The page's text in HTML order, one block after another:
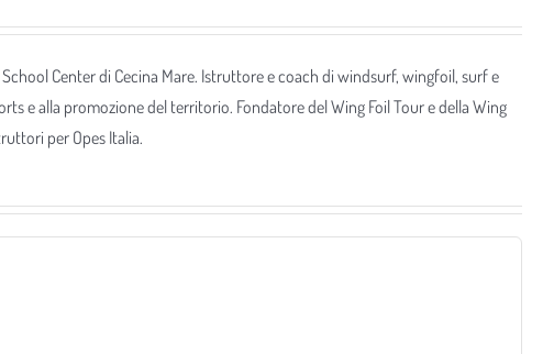
Center di Cecina Mare. Istruttore e coach di windsurf, wingfoil, surf e
e alla promozione del territorio. Fondatore del Wing Foil Tour e della Wing
per Opes Italia.